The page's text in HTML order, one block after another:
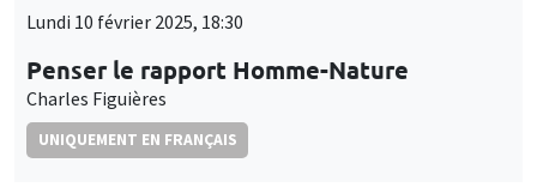
Lundi 10 février 2025, 18:30
Penser le rapport Homme-Nature
Charles Figuières
UNIQUEMENT EN FRANÇAIS